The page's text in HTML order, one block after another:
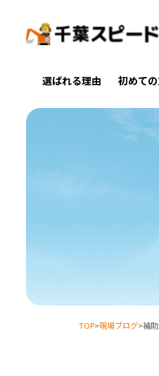
選ばれる理由 初めて
TOP>現場ブログ>補